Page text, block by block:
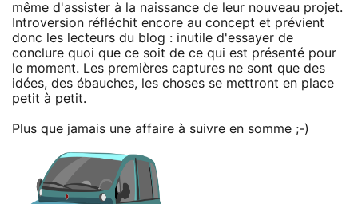
même d'assister à la naissance de leur nouveau projet.
Introversion réfléchit encore au concept et prévient
donc les lecteurs du blog : inutile d'essayer de
conclure quoi que ce soit de ce qui est présenté pour
le moment. Les premières captures ne sont que des
idées, des ébauches, les choses se mettront en place
petit à petit.
Plus que jamais une affaire à suivre en somme ;-)